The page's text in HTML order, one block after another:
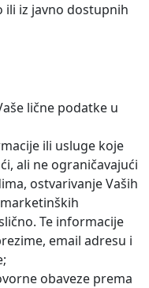
ili iz javno dostupnih
lične podatke u
ili usluge koje
ali ne ograničavajući
ostvarivanje Vaših
Te informacije
email adresu i
obaveze prema